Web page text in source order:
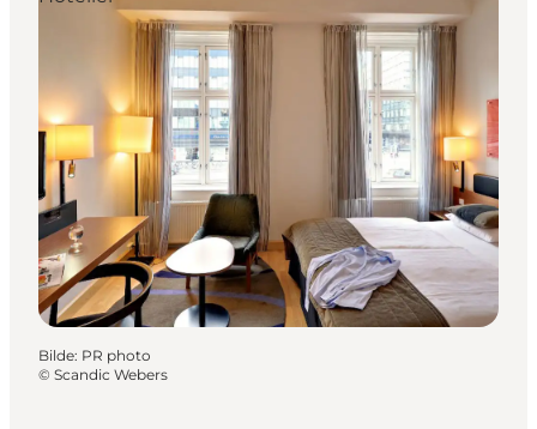
Bilde: PR photo
© Scandic Webers